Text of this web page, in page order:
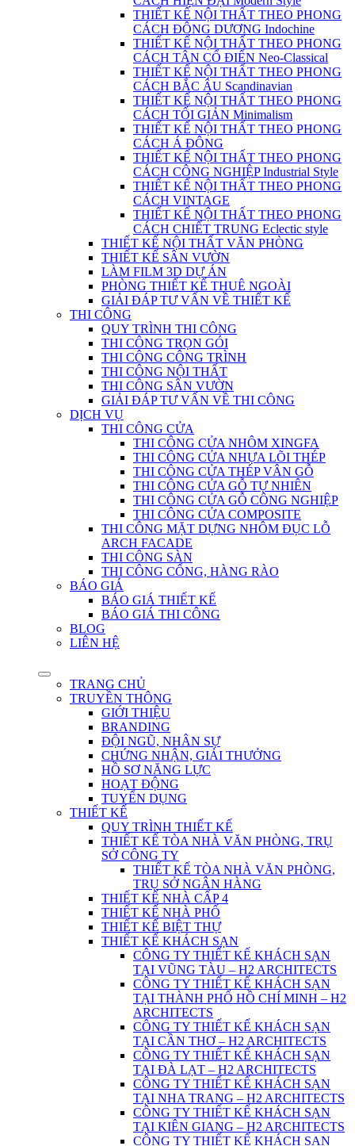
THIẾT KẾ NỘI THẤT THEO PHONG
CÁCH ĐÔNG DƯƠNG Indochine
THIẾT KẾ NỘI THẤT THEO PHONG
CÁCH TÂN CỔ ĐIỂN Neo-Classical
THIẾT KẾ NỘI THẤT THEO PHONG
CÁCH BẮC ÂU Scandinavian
THIẾT KẾ NỘI THẤT THEO PHONG
CÁCH TỐI GIẢN Minimalism
THIẾT KẾ NỘI THẤT THEO PHONG
CÁCH Á ĐÔNG
THIẾT KẾ NỘI THẤT THEO PHONG
CÁCH CÔNG NGHIỆP Industrial Style
THIẾT KẾ NỘI THẤT THEO PHONG
CÁCH VINTAGE
THIẾT KẾ NỘI THẤT THEO PHONG
CÁCH CHIẾT TRUNG Eclectic style
THIẾT KẾ NỘI THẤT VĂN PHÒNG
THIẾT KẾ SÂN VƯỜN
LÀM FILM 3D DỰ ÁN
PHÒNG THIẾT KẾ THUÊ NGOÀI
GIẢI ĐÁP TƯ VẤN VỀ THIẾT KẾ
THI CÔNG
QUY TRÌNH THI CÔNG
THI CÔNG TRỌN GÓI
THI CÔNG CÔNG TRÌNH
THI CÔNG NỘI THẤT
THI CÔNG SÂN VƯỜN
GIẢI ĐÁP TƯ VẤN VỀ THI CÔNG
DỊCH VỤ
THI CÔNG CỬA
THI CÔNG CỬA NHÔM XINGFA
THI CÔNG CỬA NHỰA LÕI THÉP
THI CÔNG CỬA THÉP VÂN GỖ
THI CÔNG CỬA GỖ TỰ NHIÊN
THI CÔNG CỬA GỖ CÔNG NGHIỆP
THI CÔNG CỬA COMPOSITE
THI CÔNG MẶT DỰNG NHÔM ĐỤC LỖ
ARCH FACADE
THI CÔNG SÀN
THI CÔNG CỔNG, HÀNG RÀO
BÁO GIÁ
BÁO GIÁ THIẾT KẾ
BÁO GIÁ THI CÔNG
BLOG
LIÊN HỆ
TRANG CHỦ
TRUYỀN THÔNG
GIỚI THIỆU
BRANDING
ĐỘI NGŨ, NHÂN SỰ
CHỨNG NHẬN, GIẢI THƯỞNG
HỒ SƠ NĂNG LỰC
HOẠT ĐỘNG
TUYỂN DỤNG
THIẾT KẾ
QUY TRÌNH THIẾT KẾ
THIẾT KẾ TÒA NHÀ VĂN PHÒNG, TRỤ
SỞ CÔNG TY
THIẾT KẾ TÒA NHÀ VĂN PHÒNG,
TRỤ SỞ NGÂN HÀNG
THIẾT KẾ NHÀ CẤP 4
THIẾT KẾ NHÀ PHỐ
THIẾT KẾ BIỆT THỰ
THIẾT KẾ KHÁCH SẠN
CÔNG TY THIẾT KẾ KHÁCH SẠN
TẠI VŨNG TÀU – H2 ARCHITECTS
CÔNG TY THIẾT KẾ KHÁCH SẠN
TẠI THÀNH PHỐ HỒ CHÍ MINH – H2
ARCHITECTS
CÔNG TY THIẾT KẾ KHÁCH SẠN
TẠI CẦN THƠ – H2 ARCHITECTS
CÔNG TY THIẾT KẾ KHÁCH SẠN
TẠI ĐÀ LẠT – H2 ARCHITECTS
CÔNG TY THIẾT KẾ KHÁCH SẠN
TẠI NHA TRANG – H2 ARCHITECTS
CÔNG TY THIẾT KẾ KHÁCH SẠN
TẠI KIÊN GIANG – H2 ARCHITECTS
CÔNG TY THIẾT KẾ KHÁCH SẠN